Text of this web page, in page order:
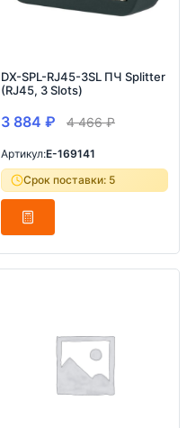
DX-SPL-RJ45-3SL ПЧ Splitter
(RJ45, 3 Slots)
3 884 ₽ 4 466₽
Артикул:E-169141
Срок поставки: 5